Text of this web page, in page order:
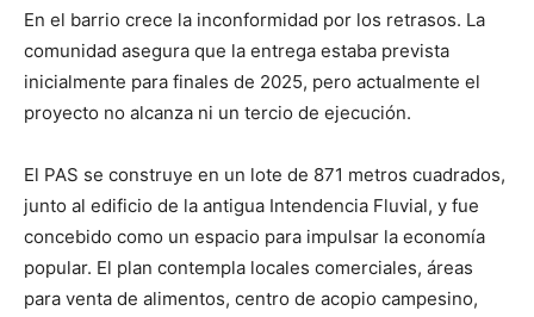
En el barrio crece la inconformidad por los retrasos. La
comunidad asegura que la entrega estaba prevista
inicialmente para finales de 2025, pero actualmente el
proyecto no alcanza ni un tercio de ejecución.
El PAS se construye en un lote de 871 metros cuadrados,
junto al edificio de la antigua Intendencia Fluvial, y fue
concebido como un espacio para impulsar la economía
popular. El plan contempla locales comerciales, áreas
para venta de alimentos, centro de acopio campesino,